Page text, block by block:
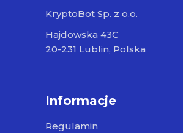
KryptoBot Sp. z o.o.
Hajdowska 43C
20-231 Lublin, Polska
Informacje
Regulamin